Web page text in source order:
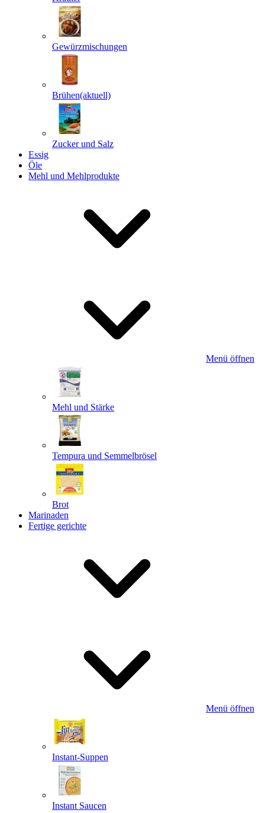
Gewürzmischungen
Brühen(aktuell)
Zucker und Salz
Essig
Öle
Mehl und Mehlprodukte
Menü öffnen
Mehl und Stärke
Tempura und Semmelbrösel
Brot
Marinaden
Fertige gerichte
Menü öffnen
Instant-Suppen
Instant Saucen